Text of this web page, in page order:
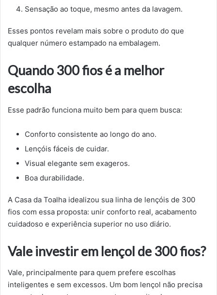
Sensação ao toque, mesmo antes da lavagem.
Esses pontos revelam mais sobre o produto do que
qualquer número estampado na embalagem.
Quando 300 fios é a melhor
escolha
Esse padrão funciona muito bem para quem busca:
Conforto consistente ao longo do ano.
Lençóis fáceis de cuidar.
Visual elegante sem exageros.
Boa durabilidade.
A Casa da Toalha idealizou sua linha de lençóis de 300
fios com essa proposta: unir conforto real, acabamento
cuidadoso e experiência superior no uso diário.
Vale investir em lençol de 300 fios?
Vale, principalmente para quem prefere escolhas
inteligentes e sem excessos. Um bom lençol não precisa